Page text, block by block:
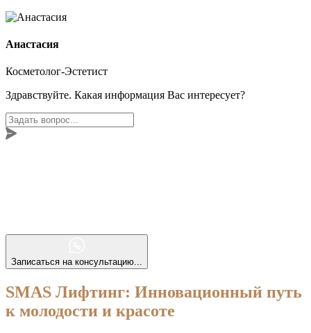
Анастасия
Косметолог-Эстетист
Здравствуйте. Какая информация Вас интересует?
Записаться на консультацию...
SMAS Лифтинг: Инновационный путь
к молодости и красоте